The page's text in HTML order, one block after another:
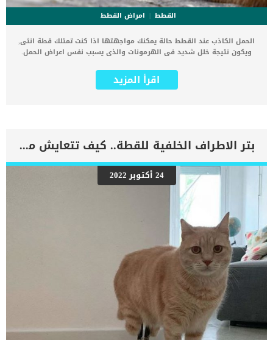
القطط
امراض القطط
الحمل الكاذب عند القطط حالة يمكنك مواجهتها اذا كنت تمتلك قطة انثى,
ويكون نتيجة خلل شديد فى الهرمونات والذى يسبب نفس اعراض الحمل.
الكاذب,حيث تظهر القطة غير الحامل أعراضًا مثل تهيأ الثدى للرضاعة. اقرأ
ايضا: التغيرات السلوكية للام بعد الولادة عند القطط تظهر القطة المصابة
الشعور بالحمل الكاذب. اقرأ ايضا: العناية بالقطط أثناء فترة الحمل –
العناية بالقطة الحامل كما سنوضح لك الاسباب وادوات الطبيب البيطرى
لتشخيص الحالة وافضل طرق التعامل معها. اعراض وعلامات الحمل
الكاذب عند القطط التغييرات السلوكيةسلوكيات الاستعداد للامومة مثل
التعشيش ، والرضاعة الذاتية الأرق انتفاخ في البطن تضخم الغدد الثديية
التقيؤ اكتئاب فقدان الشهية سائل مائي بني أو إفرازات مائية من الغدد
الثديية اقرأ ايضا: علامات الحمل في القطط بالفيديو والصور لماذا يحدث
الحمل الكاذب مع قطتك ؟ السبب الكامن خلف هذه المشكلة لا يمكننا
تحديده الى الان, ويكن يعتقد البعض ان الاختلالات الهرمونية […]
اقرأ المزيد
بتر الاطراف الخلفية للقطة.. كيف تتعايش معها ؟
24 أكتوبر 2022